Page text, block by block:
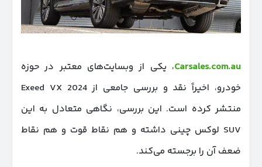
Carsales.com.au، یکی از وبسایت‌های معتبر در حوزه
خودرو، اخیراً نقد و بررسی جامعی از Exeed VX 2024
منتشر کرده است. این بررسی، نگاهی متعادل به این
SUV لوکس چینی داشته و هم نقاط قوت و هم نقاط
ضعف آن را برجسته می‌کند.